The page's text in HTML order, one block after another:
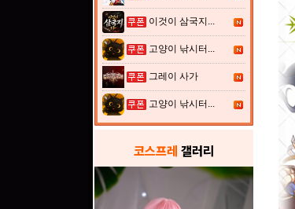
이것이 삼국지...
고양이 낚시터...
그레이 사가
고양이 낚시터...
코스프레 갤러리